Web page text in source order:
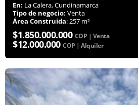
En: La Calera, Cundinamarca
Tipo de negocio: Venta
Área Construida: 257 m²
$1.850.000.000 COP | Venta
$12.000.000 COP | Alquiler